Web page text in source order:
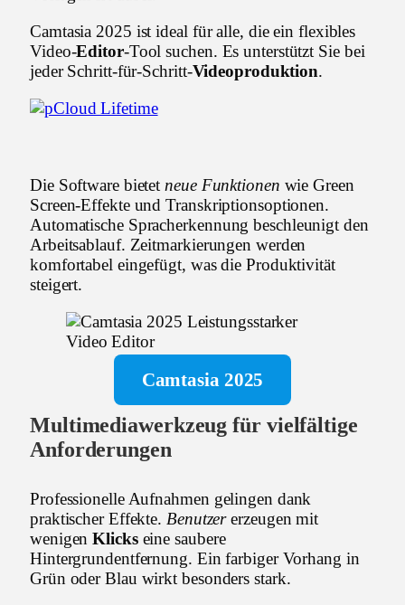
Camtasia 2025 ist ideal für alle, die ein flexibles
Video-Editor-Tool suchen. Es unterstützt Sie bei
jeder Schritt-für-Schritt-Videoproduktion.
Die Software bietet neue Funktionen wie Green
Screen-Effekte und Transkriptionsoptionen.
Automatische Spracherkennung beschleunigt den
Arbeitsablauf. Zeitmarkierungen werden
komfortabel eingefügt, was die Produktivität
steigert.
Camtasia 2025
Multimediawerkzeug für vielfältige
Anforderungen
Professionelle Aufnahmen gelingen dank
praktischer Effekte. Benutzererzeugen mit
wenigenKlickseine saubere
Hintergrundentfernung. Ein farbiger Vorhang in
Grün oder Blau wirkt besonders stark.